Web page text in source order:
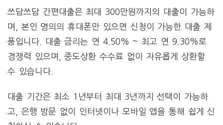
쓰담쓰담 간편대출은 최대 300만원까지의 대출이 가능하
며, 본인 명의의 휴대폰만 있으면 신청이 가능한 대출 제
품입니다. 대출 금리는 연 4.50% ~ 최고 연 9.30%로
경쟁력 있으며, 중도상환 수수료 없이 자유롭게 상환할
수 있습니다.
대출 기간은 최소 1년부터 최대 3년까지 선택이 가능하
고, 은행 방문 없이 인터넷이나 모바일 앱을 통해 쉽게 신